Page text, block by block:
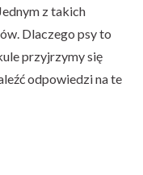
z takich
Dlaczego psy to
przyjrzymy się
odpowiedzi na te